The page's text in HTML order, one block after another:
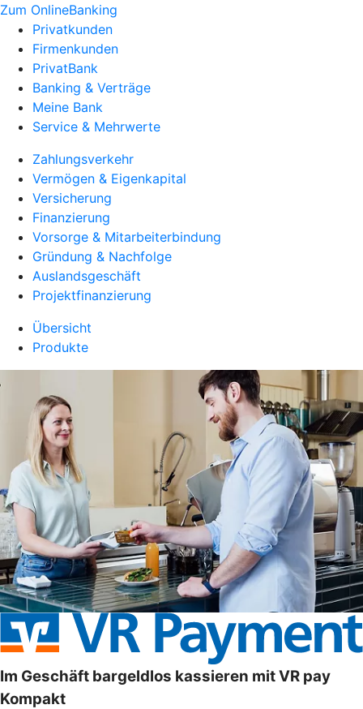
Zum OnlineBanking
Privatkunden
Firmenkunden
PrivatBank
Banking & Verträge
Meine Bank
Service & Mehrwerte
Zahlungsverkehr
Vermögen & Eigenkapital
Versicherung
Finanzierung
Vorsorge & Mitarbeiterbindung
Gründung & Nachfolge
Auslandsgeschäft
Projektfinanzierung
Übersicht
Produkte
Im Geschäft bargeldlos kassieren mit VR pay
Kompakt